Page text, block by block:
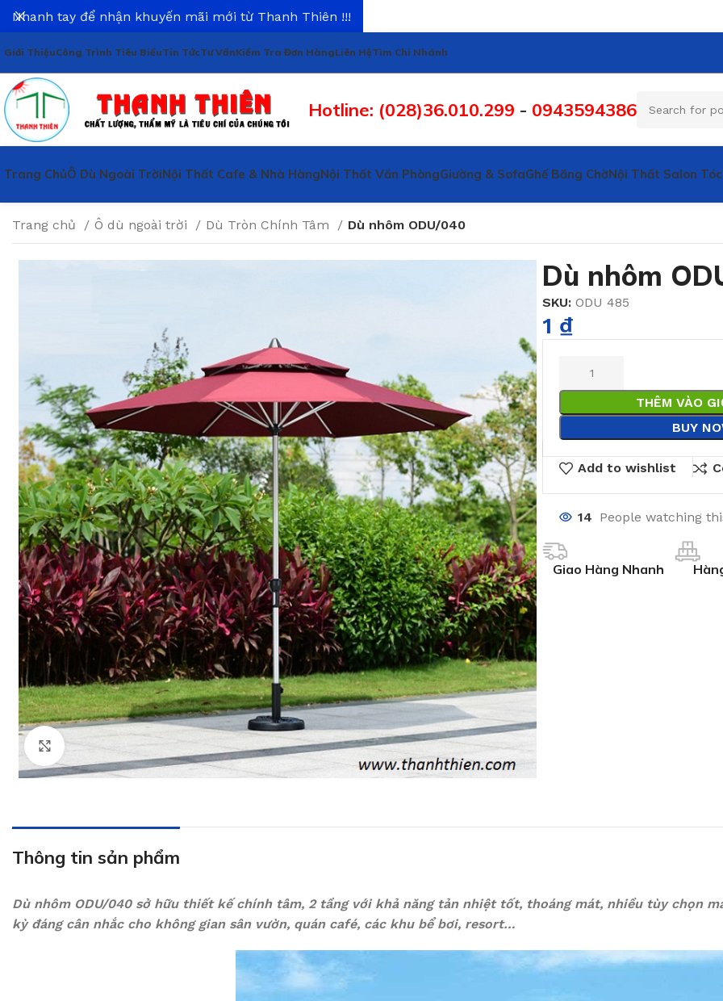
Giới ThiệuCông Trình Tiêu BiểuTin TứcTư VấnKiểm Tra Đơn HàngLiên HệTìm Chi Nhánh
Hotline: (028)36.010.299 - 0943594386
Trang ChủÔ Dù Ngoài TrờiNội Thất Cafe & Nhà HàngNội Thất Văn PhòngGiường & SofaGhế Băng ChờNội Thất Salon Tóc
Trang chủ Ô dù ngoài trời Dù Tròn Chính Tâm Dù nhôm ODU/040
Click to enlarge
Dù nhôm
SKU: ODU 485
1 ₫
THÊM VÀO
BUY
Add to wishlist
14 People watching
Giao Hàng Nhanh
Thông tin sản phẩm
Dù nhôm ODU/040 sở hữu thiết kế chính tâm, 2 tầng với khả năng tản nhiệt tốt, thoáng mát, nhiều tùy chọn
kỳ đáng cân nhắc cho không gian sân vườn, quán café, các khu bể bơi, resort…
Nhanh tay để nhận khuyến mãi mới từ Thanh Thiên !!!